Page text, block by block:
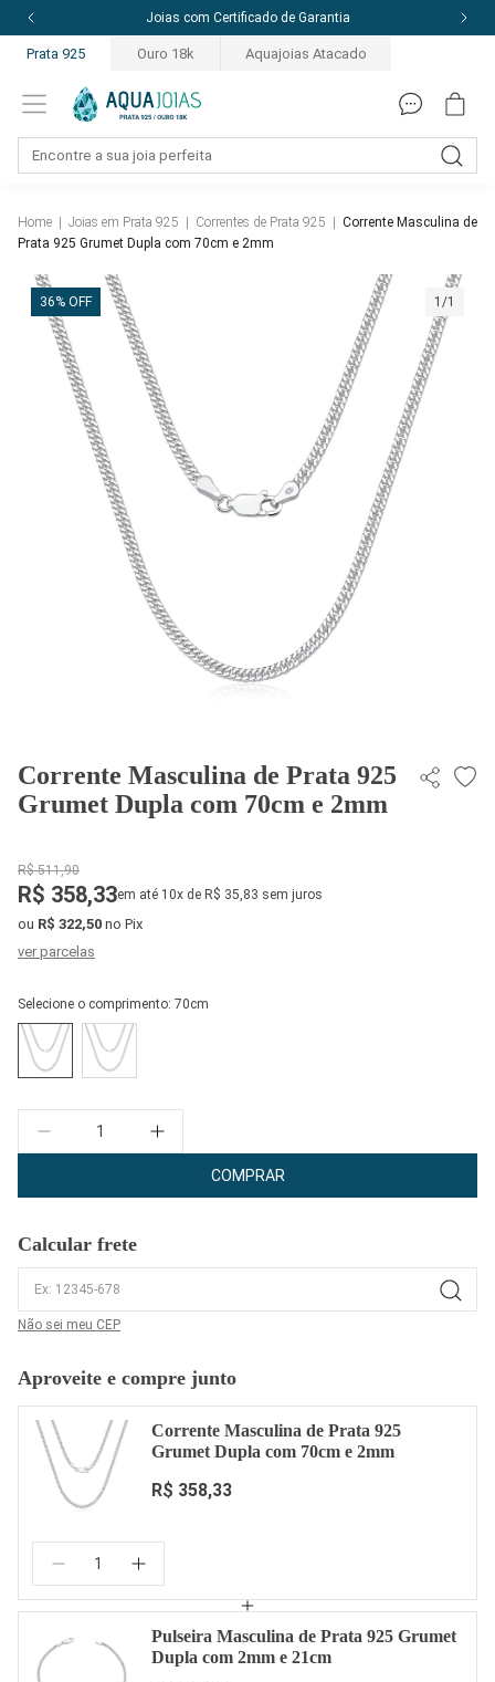
Joias com Certificado de Garantia
Prata 925 Ouro 18k Aquajoias Atacado
Home Joias em Prata 925 Correntes de Prata 925
Corrente Masculina de
Prata 925 Grumet Dupla com 70cm e 2mm
36% OFF 1/1
Corrente Masculina de Prata 925
Grumet Dupla com 70cm e 2mm
R$ 511,90
R$ 358,33em até 10x de R$ 35,83 sem juros
ou R$ 322,50 no Pix
ver parcelas
Selecione o comprimento: 70cm
Quantidade
COMPRAR
Calcular frete
Não sei meu CEP
Aproveite e compre junto
Corrente Masculina de Prata 925
Grumet Dupla com 70cm e 2mm
R$ 358,33
Quantidade:
Pulseira Masculina de Prata 925 Grumet
Dupla com 2mm e 21cm